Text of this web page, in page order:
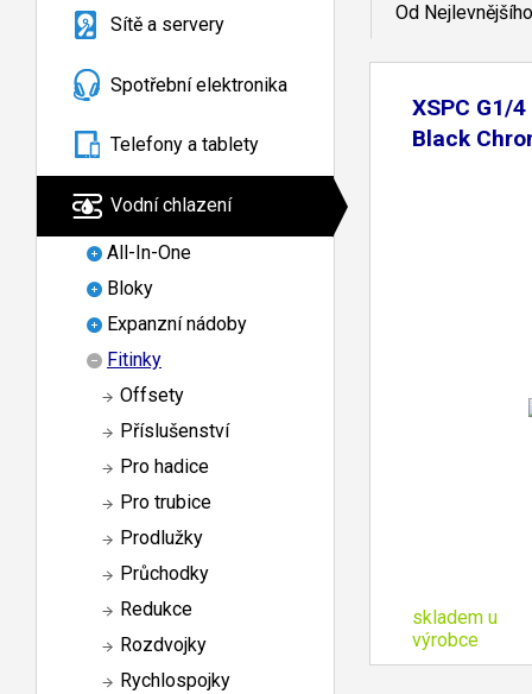
Sítě a servery
Spotřební elektronika
Telefony a tablety
Vodní chlazení
All-In-One
Bloky
Expanzní nádoby
Fitinky
Offsety
Příslušenství
Pro hadice
Pro trubice
Prodlužky
Průchodky
Redukce
Rozdvojky
Rychlospojky
Od Nejlevnějšího
XSPC G1/
Black
skladem u
výrobce